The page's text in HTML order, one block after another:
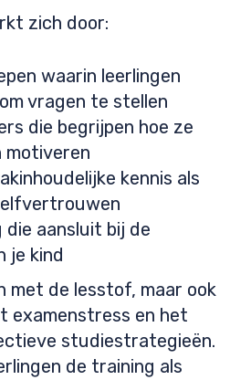
zich door:
waarin leerlingen
vragen te stellen
die begrijpen hoe ze
motiveren
kennis als
die aansluit bij de
je kind
met de lesstof, maar ook
examenstress en het
studiestrategieën.
de training als